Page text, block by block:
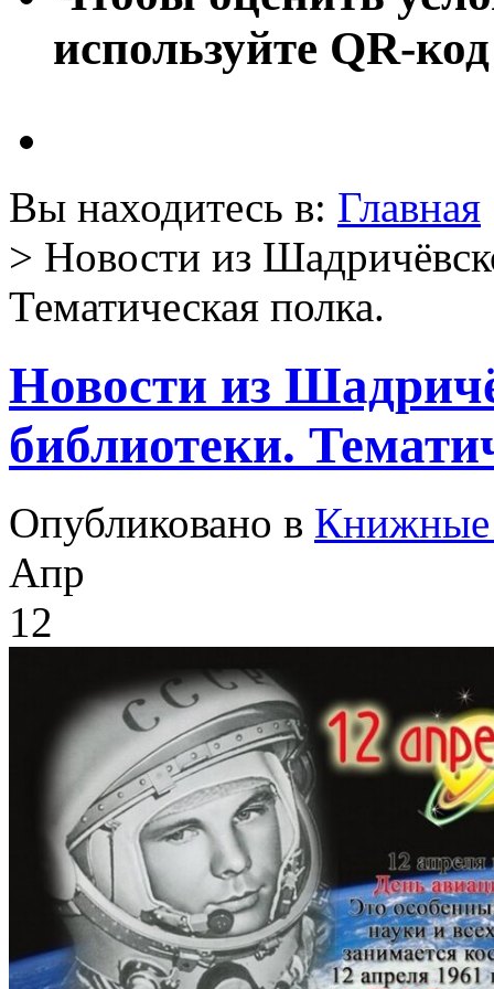
используйте QR-код
Вы находитесь в: Главная
> Новости из
Тематическая полка.
Новости из
библиотеки.
Опубликовано в Книжные
Апр
12